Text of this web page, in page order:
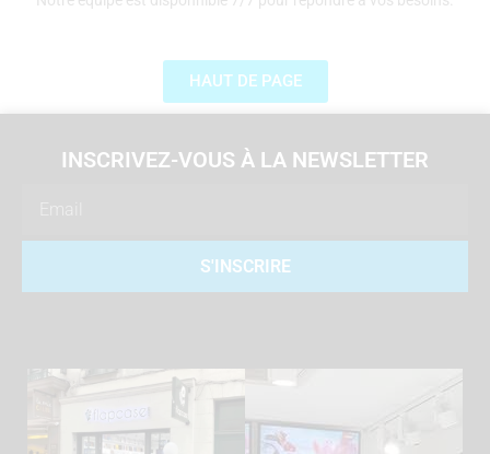
HAUT DE PAGE
INSCRIVEZ-VOUS À LA NEWSLETTER
S'INSCRIRE